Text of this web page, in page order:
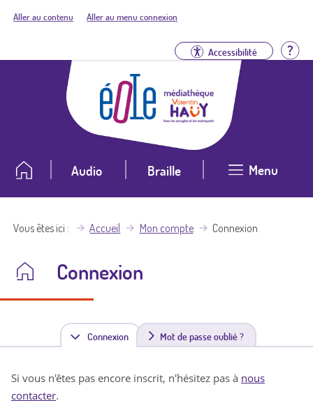
Aller au contenu Aller au menu connexion
Accessibilité
Audio Braille Menu
Vous êtes ici Accueil Mon compte Connexion
Connexion
Connexion(
n
Mot de passe oublié ?
Si vous n'êtes pas encore inscrit, n'hésitez pas à nous
contacter.